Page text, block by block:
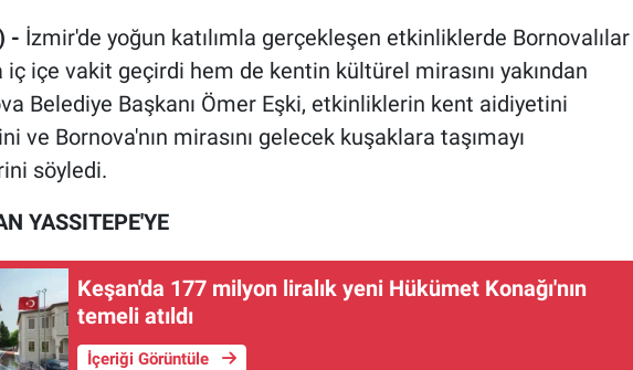
- İzmir'de yoğun katılımla gerçekleşen etkinliklerde Bornovalılar
iç içe vakit geçirdi hem de kentin kültürel mirasını yakından
Belediye Başkanı Ömer Eşki, etkinliklerin kent aidiyetini
ve Bornova'nın mirasını gelecek kuşaklara taşımayı
söyledi.
YASSITEPE'YE
Keşan'da 177 milyon liralık yeni Hükümet Konağı'nın
temeli atıldı
İçeriği Görüntüle